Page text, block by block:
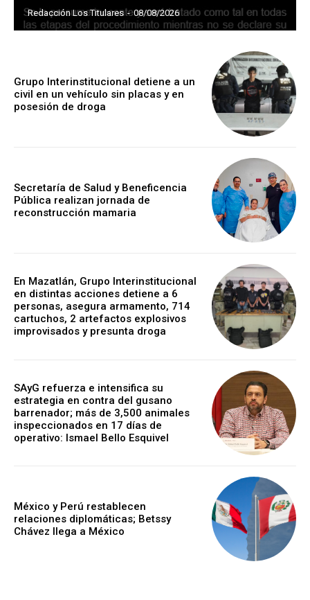
Redacción Los Titulares - 08/08/2026
Grupo Interinstitucional detiene a un
civil en un vehículo sin placas y en
posesión de droga
Secretaría de Salud y Beneficencia
Pública realizan jornada de
reconstrucción mamaria
En Mazatlán, Grupo Interinstitucional
en distintas acciones detiene a 6
personas, asegura armamento, 714
cartuchos, 2 artefactos explosivos
improvisados y presunta droga
SAyG refuerza e intensifica su
estrategia en contra del gusano
barrenador; más de 3,500 animales
inspeccionados en 17 días de
operativo: Ismael Bello Esquivel
México y Perú restablecen
relaciones diplomáticas; Betssy
Chávez llega a México